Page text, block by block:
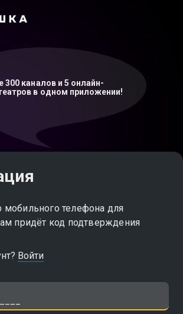
300 каналов и 5 онлайн-
в одном приложении!
мобильного телефона для
придёт код подтверждения
Войти